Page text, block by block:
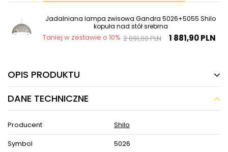
Jadalniana lampa zwisowa Gandra 5026+5055 Shilo
kopuła nad stół srebrna
2 091,00 PLN 1 881,90 PLN
Taniej w zestawie o 10%
OPIS PRODUKTU
Jadalniana lampa zwisowa Gandra 5026 Shilo
kopuła nad stół srebrna
Jadalniana lampa zwisowa Gandra 5026 Shilo kopuła nad stół
srebrna w MLAMP łączy w sobie wyjątkowy i ponadczasowy
design w najlepszym wydaniu, co stwarza szereg możliwości
DANE TECHNICZNE
Producent
Shilo
Symbol
5026